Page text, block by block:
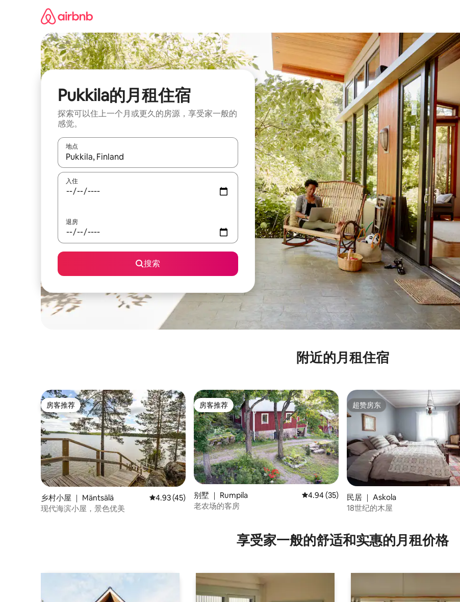
Pukkila的月租住宿
探索可以住上一个月或更久的房源，享受家一般的
感觉。
地点
如有搜索结果，请使用上下方向键查看，或通过点击或滑动手势浏览。
入住
退房
搜索
附近的月租住宿
房客推荐
房客推荐
乡村小屋 ｜ Mäntsälä 平均评分 4.93 分（满分 5 分），共 45 条评价
4.93 (45)
现代海滨小屋，景色优美
房客推荐
房客推荐
别墅 ｜ Rumpila 平均评分 4.94 分（满分 5 分），共 35 条评价
4.94 (35)
老农场的客房
超赞房东
超赞房东
民居 ｜ Askola
18世纪的木屋
享受家一般的舒适和实惠的月租价格